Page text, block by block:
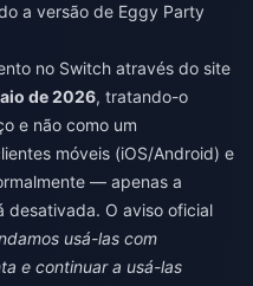
a versão de Eggy Party
no Switch através do site
de 2026, tratando-o
e não como um
móveis (iOS/Android) e
— apenas a
desativada. O aviso oficial
usá-las com
e continuar a usá-las